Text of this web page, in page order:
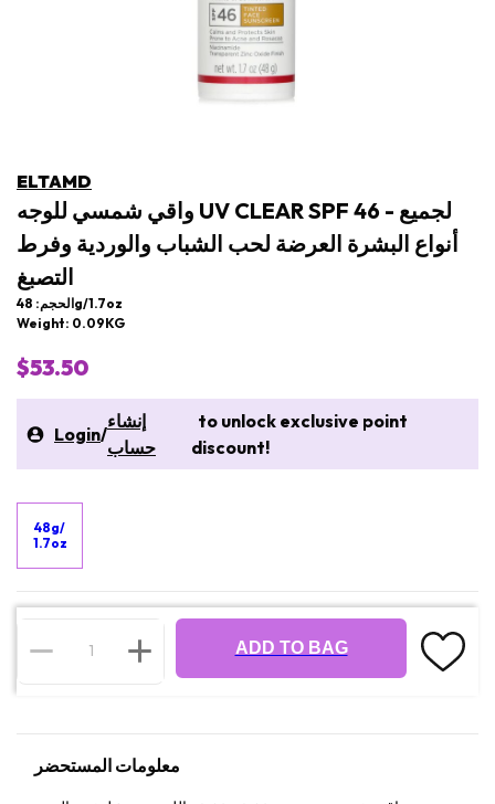
ELTAMD
واقي شمسي للوجه UV CLEAR SPF 46 - لجميع
أنواع البشرة العرضة لحب الشباب والوردية وفرط
التصبغ
الحجم: 48g/1.7oz
Weight: 0.09KG
$53.50
Login/
إنشاء
حساب
to unlock exclusive point
discount!
48g/
1.7oz
ADD TO BAG
معلومات المستحضر